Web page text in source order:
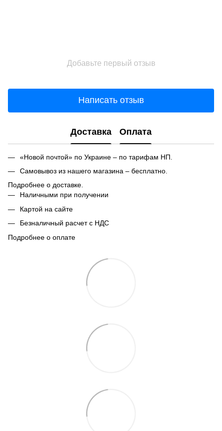
Добавьте первый отзыв
Написать отзыв
Доставка Оплата
«Новой почтой» по Украине – по тарифам НП.
Самовывоз из нашего магазина – бесплатно.
Подробнее о доставке.
Наличными при получении
Картой на сайте
Безналичный расчет с НДС
Подробнее о оплате